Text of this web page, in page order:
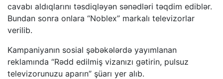
cavabı aldıqlarını təsdiqləyən sənədləri təqdim ediblər.
Bundan sonra onlara “Noblex” markalı televizorlar
verilib.
Kampaniyanın sosial şəbəkələrdə yayımlanan
reklamında “Rədd edilmiş vizanızı gətirin, pulsuz
televizorunuzu aparın” şüarı yer alıb.